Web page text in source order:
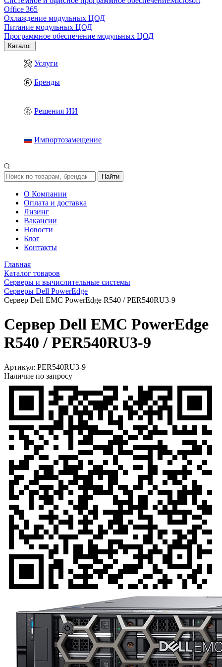
Office 365
Охлаждение модульных ЦОД
Питание модульных ЦОД
Программное обеспечение модульных ЦОД
Каталог
Услуги
Бренды
Решения ИИ
Импортозамещение
Найти
О Компании
Оплата и доставка
Лизинг
Вакансии
Новости
Блог
Контакты
Главная
Каталог товаров
Серверы и вычислительные системы
Серверы Dell PowerEdge
Сервер Dell EMC PowerEdge R540 / PER540RU3-9
Сервер Dell EMC PowerEdge
R540 / PER540RU3-9
Артикул: PER540RU3-9
Наличие по запросу